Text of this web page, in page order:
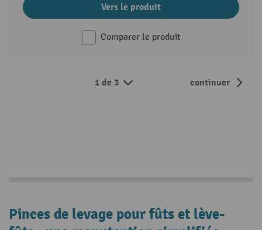
Vers le produit
Comparer le produit
1 de 3 continuer
Pinces de levage pour fûts et lève-